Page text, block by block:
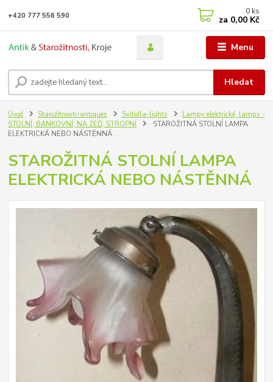
Menu
Hledat
+420 777 556 590 0 ks
za 0,00 Kč
Úvod Starožitnosti-antiques Svítidla-lights
Lampy elektrické, lamps -
STOLNÍ, BANKOVNÍ, NA ZEĎ, STROPNÍ
STAROŽITNÁ STOLNÍ LAMPA
ELEKTRICKÁ NEBO NÁSTĚNNÁ
STAROŽITNÁ STOLNÍ LAMPA
ELEKTRICKÁ NEBO NÁSTĚNNÁ